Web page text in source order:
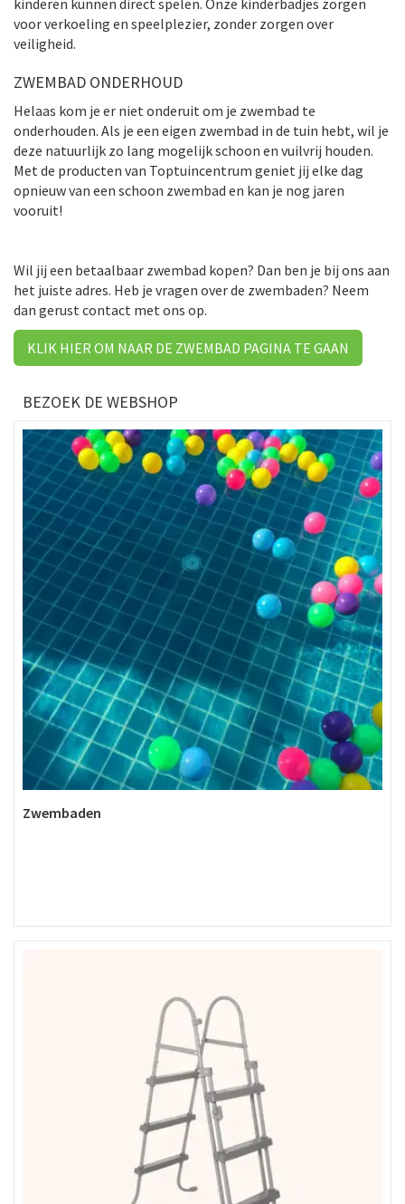
voor verkoeling en speelplezier, zonder zorgen over
veiligheid.
ZWEMBAD ONDERHOUD
Helaas kom je er niet onderuit om je zwembad te
onderhouden. Als je een eigen zwembad in de tuin hebt, wil je
deze natuurlijk zo lang mogelijk schoon en vuilvrij houden.
Met de producten van Toptuincentrum geniet jij elke dag
opnieuw van een schoon zwembad en kan je nog jaren
vooruit!
Wil jij een betaalbaar zwembad kopen? Dan ben je bij ons aan
het juiste adres. Heb je vragen over de zwembaden? Neem
dan gerust contact met ons op.
KLIK HIER OM NAAR DE ZWEMBAD PAGINA TE GAAN
BEZOEK DE WEBSHOP
Zwembaden